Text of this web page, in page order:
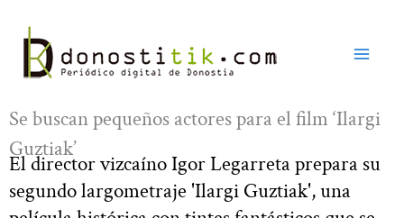
contenido
Se buscan pequeños actores para el film ‘Ilargi
Guztiak’
El director vizcaíno Igor Legarreta prepara su
segundo largometraje 'Ilargi Guztiak', una